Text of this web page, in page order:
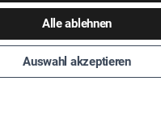
Provider).
Alle ablehnen
Auswahl akzeptieren